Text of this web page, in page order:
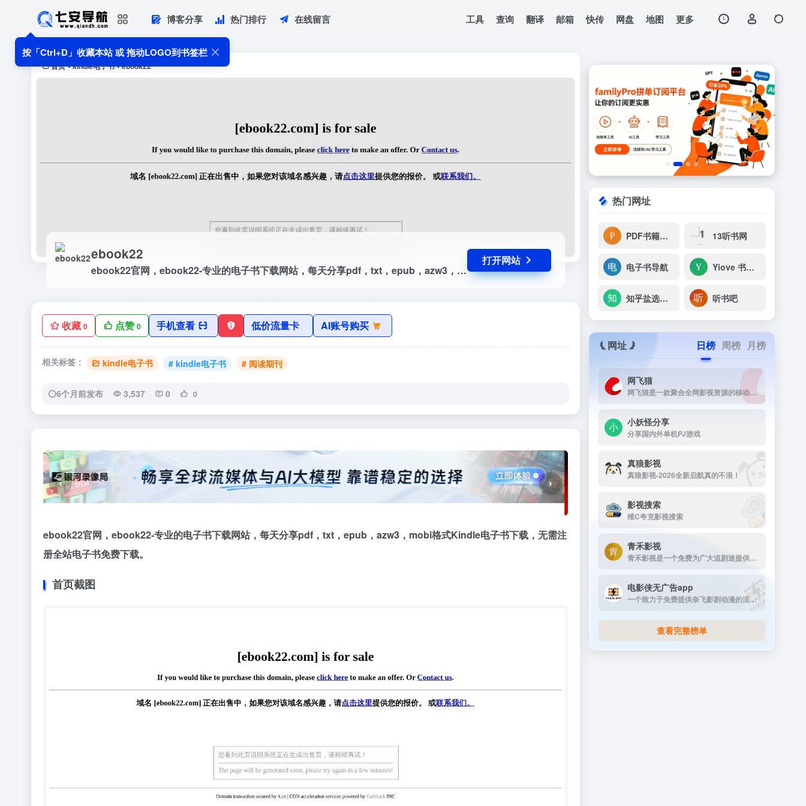
按「Ctrl+D」收藏本站 或 拖动LOGO到书签栏
博客分享 热门排行 在线留言 工具 查询 翻译 邮箱 快传 网盘 地图 更多
首页 • kindle电子书 • ebook22
ebook22
ebook22官网，ebook22-专业的电子书下载网站，每天分享pdf，txt，epub，azw3，mobi格式Kindle电子书下载，无需注册全站电子书免费下载。
打开网站
收藏 0 点赞0 手机查看 低价流量卡 AI账号购买
相关标签： kindle电子书 # kindle电子书 # 阅读期刊
6个月前发布 3,537 0 0
ebook22
ebook22官网，ebook22-专业的电子书下载网站，每天分享pdf，txt，epub，azw3，mobi格式Kindle电子书下载，无需注册全站电子书
免费...
‹ ›
ebook22官网，ebook22-专业的电子书下载网站，每天分享pdf，txt，epub，azw3，mobi格式Kindle电子书下载，无需注
册全站电子书免费下载。
首页截图
热门网址
PDF书籍之家 13听书网
电子书导航 Yiove 书源仓库
知乎盐选夸克网盘 听书吧
网址 日榜 周榜 月榜
网飞猫
网飞猫是一款聚合全网影视资源的移动端播放应用，主打免费、高画...
小妖怪分享
分享国内外单机PJ游戏
真狼影视
真狼影视-2026全新启航真的不浪！
影视搜索
维C夸克影视搜索
青禾影视
青禾影视是一个免费为广大追剧迷提供在线播放的影视站，涵盖大量免费的VIP电视剧资源、最新上映大片、好看的综艺节目及动漫视频，是一个播放速度快，资源多的免费影视网站
电影侠无广告app
一个致力于免费提供奈飞影剧动漫的流媒体播放平台
查看完整榜单